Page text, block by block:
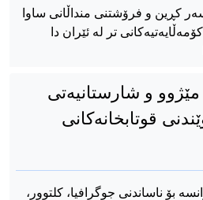
کڕین و فرۆشتنی منداڵانی ساوا
تر له‌ ئێران دا
و شارستانیەتی
قوتابخانەکانی
بۆ ناساندنی جوگرافیا، کلتوور،